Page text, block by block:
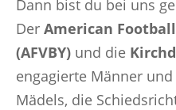
Dann bist du bei uns
Der American
(AFVBY) und die
engagierte Männer und
Mädels, die